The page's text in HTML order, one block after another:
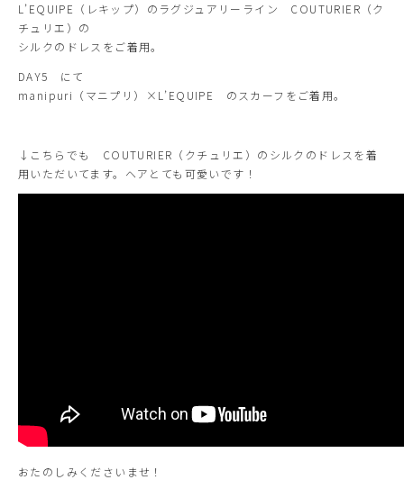
L’EQUIPE（レキップ）のラグジュアリーライン COUTURIER（ク
チュリエ）の
シルクのドレスをご着用。
DAY5 にて
manipuri（マニプリ）×L’EQUIPE のスカーフをご着用。
↓こちらでも COUTURIER（クチュリエ）のシルクのドレスを着
用いただいてます。ヘアとても可愛いです！
おたのしみくださいませ！